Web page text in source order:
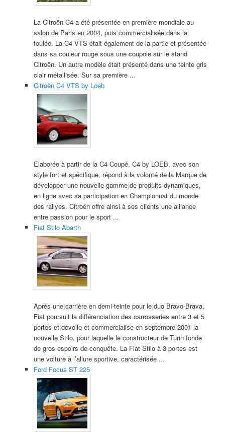
La Citroën C4 a été présentée en première mondiale au
salon de Paris en 2004, puis commercialisée dans la
foulée. La C4 VTS était également de la partie et présentée
dans sa couleur rouge sous une coupole sur le stand
Citroën. Un autre modèle était présenté dans une teinte gris
clair métallisée. Sur sa première ...
Citroën C4 VTS by Loeb
Elaborée à partir de la C4 Coupé, C4 by LOEB, avec son
style fort et spécifique, répond à la volonté de la Marque de
développer une nouvelle gamme de produits dynamiques,
en ligne avec sa participation en Championnat du monde
des rallyes. Citroën offre ainsi à ses clients une alliance
entre passion pour le sport ...
Fiat Stilo Abarth
Après une carrière en demi-teinte pour le duo Bravo-Brava,
Fiat poursuit la différenciation des carrosseries entre 3 et 5
portes et dévoile et commercialise en septembre 2001 la
nouvelle Stilo, pour laquelle le constructeur de Turin fonde
de gros espoirs de conquête. La Fiat Stilo à 3 portes est
une voiture à l’allure sportive, caractérisée ...
Ford Focus ST 225